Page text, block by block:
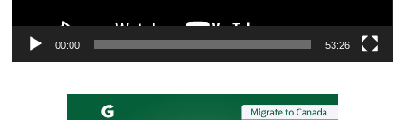
00:00 53:26